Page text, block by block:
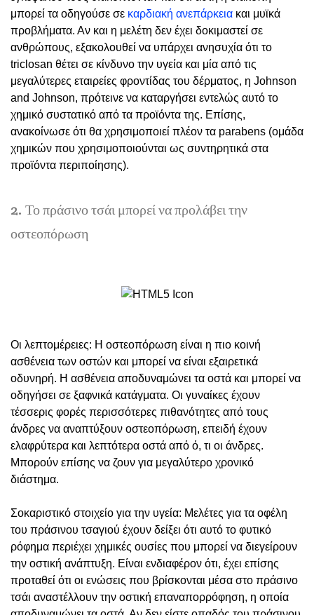
μπορεί τα οδηγούσε σε καρδιακή ανεπάρκεια και μυϊκά
προβλήματα. Αν και η μελέτη δεν έχει δοκιμαστεί σε
ανθρώπους, εξακολουθεί να υπάρχει ανησυχία ότι το
triclosan θέτει σε κίνδυνο την υγεία και μία από τις
μεγαλύτερες εταιρείες φροντίδας του δέρματος, η Johnson
and Johnson, πρότεινε να καταργήσει εντελώς αυτό το
χημικό συστατικό από τα προϊόντα της. Επίσης,
ανακοίνωσε ότι θα χρησιμοποιεί πλέον τα parabens (ομάδα
χημικών που χρησιμοποιούνται ως συντηρητικά στα
προϊόντα περιποίησης).
2. Το πράσινο τσάι μπορεί να προλάβει την
οστεοπόρωση
Οι λεπτομέρειες: Η οστεοπόρωση είναι η πιο κοινή
ασθένεια των οστών και μπορεί να είναι εξαιρετικά
οδυνηρή. Η ασθένεια αποδυναμώνει τα οστά και μπορεί να
οδηγήσει σε ξαφνικά κατάγματα. Οι γυναίκες έχουν
τέσσερις φορές περισσότερες πιθανότητες από τους
άνδρες να αναπτύξουν οστεοπόρωση, επειδή έχουν
ελαφρύτερα και λεπτότερα οστά από ό, τι οι άνδρες.
Μπορούν επίσης να ζουν για μεγαλύτερο χρονικό
διάστημα.
Σοκαριστικό στοιχείο για την υγεία: Μελέτες για τα οφέλη
του πράσινου τσαγιού έχουν δείξει ότι αυτό το φυτικό
ρόφημα περιέχει χημικές ουσίες που μπορεί να διεγείρουν
την οστική ανάπτυξη. Είναι ενδιαφέρον ότι, έχει επίσης
προταθεί ότι οι ενώσεις που βρίσκονται μέσα στο πράσινο
τσάι αναστέλλουν την οστική επαναπορρόφηση, η οποία